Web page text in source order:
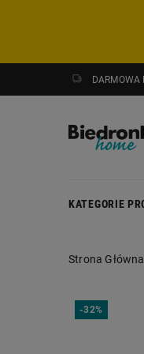
DARMOWA
KATEGORIE
Strona Główna
-32%